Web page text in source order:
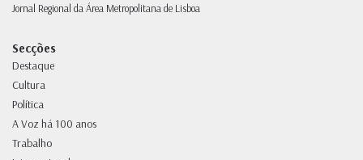
Jornal Regional da Área Metropolitana de Lisboa
Secções
Destaque
Cultura
Política
A Voz há 100 anos
Trabalho